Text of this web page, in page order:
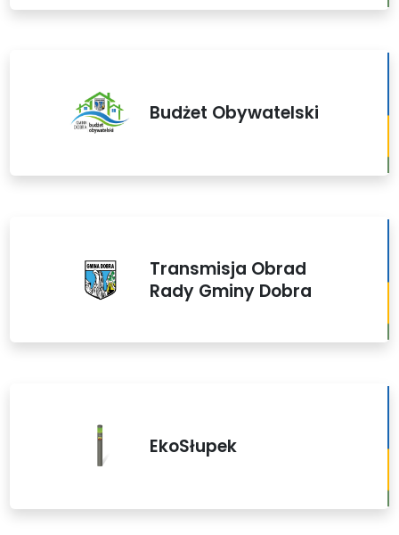
Budżet Obywatelski
Transmisja Obrad
Rady Gminy Dobra
EkoSłupek